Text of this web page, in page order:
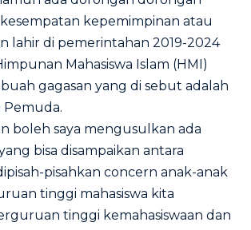
kepemimpinan atau
lahir di pemerintahan 2019-2024
Mahasiswa Islam (HMI)
gagasan yang di sebut adalah
boleh saya mengusulkan ada
bisa disampaikan antara
pisahkan concern anak-anak
tinggi mahasiswa kita
tinggi kemahasiswaan dan